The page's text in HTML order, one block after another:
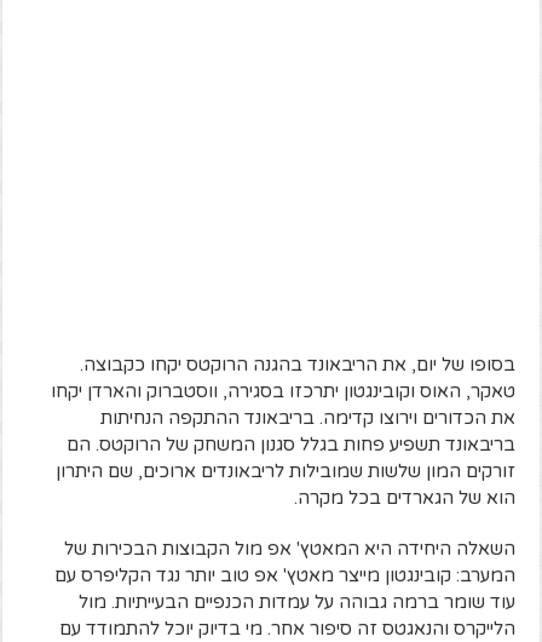
בסופו של יום, את הריבאונד בהגנה הרוקטס יקחו כקבוצה.
טאקר, האוס וקובינגטון יתרכזו בסגירה, ווסטברוק והארדן יקחו
את הכדורים וירוצו קדימה. בריבאונד ההתקפה הנחיתות
בריבאונד תשפיע פחות בגלל סגנון המשחק של הרוקטס. הם
זורקים המון שלשות שמובילות לריבאונדים ארוכים, שם היתרון
הוא של הגארדים בכל מקרה.
השאלה היחידה היא המאטץ' אפ מול הקבוצות הבכירות של
המערב: קובינגטון מייצר מאטץ' אפ טוב יותר נגד הקליפרס עם
עוד שומר ברמה גבוהה על עמדות הכנפיים הבעייתיות. מול
הלייקרס והנאגטס זה סיפור אחר. מי בדיוק יוכל להתמודד עם